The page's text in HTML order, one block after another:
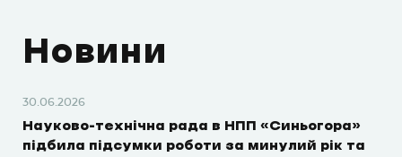
Новини
30.06.2026
Науково-технічна рада в НПП «Синьогора»
підбила підсумки роботи за минулий рік та